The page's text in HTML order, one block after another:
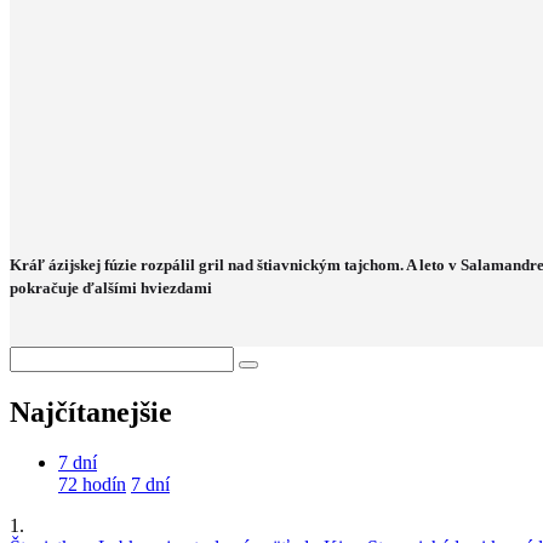
Kráľ ázijskej fúzie rozpálil gril nad štiavnickým tajchom. A leto v Salamandre
pokračuje ďalšími hviezdami
Najčítanejšie
7 dní
72 hodín 7 dní
1.